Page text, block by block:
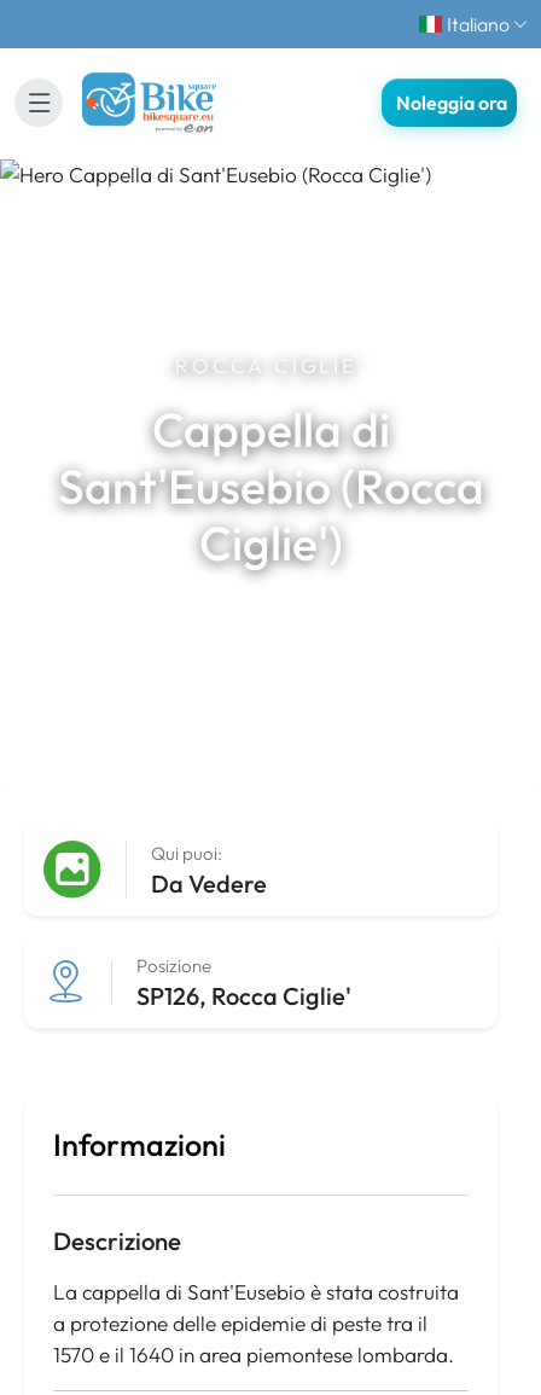
Italiano
Noleggia ora
ROCCA CIGLIE'
Cappella di
Sant'Eusebio (Rocca
Ciglie')
Qui puoi:
Da Vedere
Posizione
SP126, Rocca Ciglie'
Informazioni
Descrizione
La cappella di Sant'Eusebio è stata costruita
a protezione delle epidemie di peste tra il
1570 e il 1640 in area piemontese lombarda.